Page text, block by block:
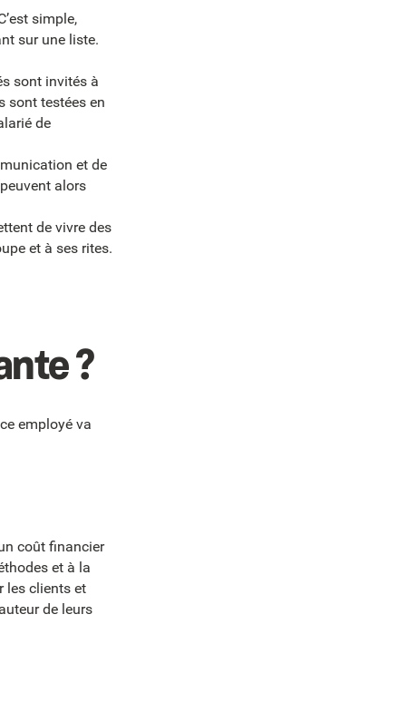
simple,
sur une liste.
sont invités à
sont testées en
de
et de
alors
de vivre des
et à ses rites.
?
employé va
coût financier
et à la
les clients et
de leurs